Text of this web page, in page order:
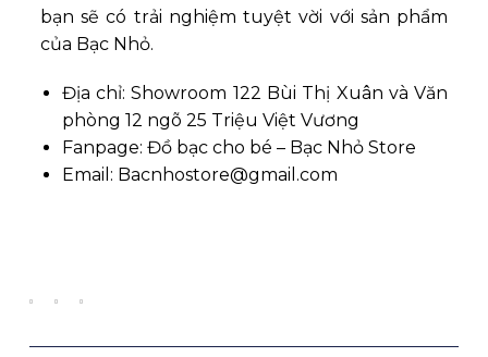
bạn sẽ có trải nghiệm tuyệt vời với sản phẩm
của Bạc Nhỏ.
Địa chỉ: Showroom 122 Bùi Thị Xuân và Văn
phòng 12 ngõ 25 Triệu Việt Vương
Fanpage: Đồ bạc cho bé – Bạc Nhỏ Store
Email: Bacnhostore@gmail.com